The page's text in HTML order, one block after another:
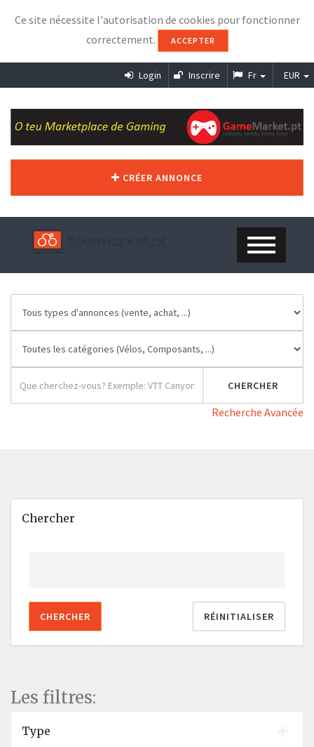
Ce site nécessite l'autorisation de cookies pour fonctionner
correctement.
ACCEPTER
Login Inscrire Fr EUR
CRÉER ANNONCE
Recherche Avancée
Chercher
CHERCHER RÉINITIALISER
Les filtres:
Type